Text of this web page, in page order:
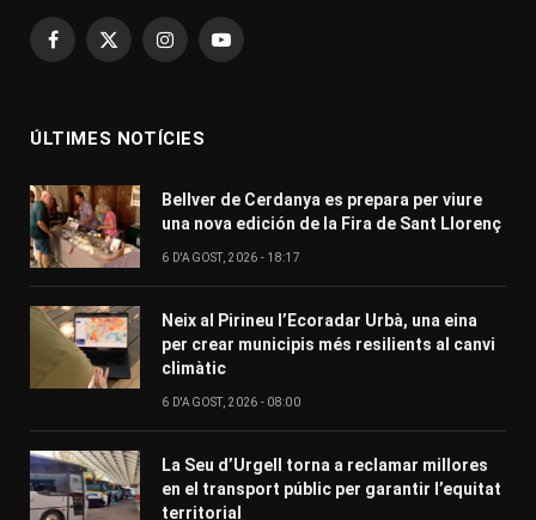
Facebook
X
InstagramYouTube
ÚLTIMES NOTÍCIES
Bellver de Cerdanya es prepara per viure
una nova edición de la Fira de Sant Llorenç
6 D'AGOST, 2026 - 18:17
Neix al Pirineu l’Ecoradar Urbà, una eina
per crear municipis més resilients al canvi
climàtic
6 D'AGOST, 2026 - 08:00
La Seu d’Urgell torna a reclamar millores
en el transport públic per garantir l’equitat
territorial